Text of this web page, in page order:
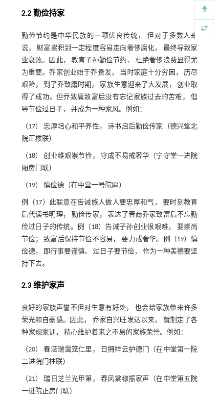
2.2 勤俭持家
勤俭节约是中华民族的一项优良传统， 但对于多数人来
说， 财富累积到一定程度容易走向奢侈腐化， 最终导致家
业衰败。因此， 教育子孙勤俭节约、 杜绝奢侈浪费显得尤
为重要。乔家创业始于乔贵发， 当时家庭十分穷困， 历尽
艰险， 到了乔致庸时期， 家族生意迎来了大发展， 创业取
得了成功。但乔致庸致富后没有忘记家族过去的苦难， 倡
导节俭过日子， 并成为一种家风。例如：
（17） 忠厚培心和平养性， 诗书启后勤俭传家（德兴堂北
院正楼联）
（18） 创业维艰崇节俭， 守成不易戒奢华（宁守堂一进院
厢房门联）
（19） 慎俭德（在中堂一号院匾）
例（17）此联意在告诫族人做人要忠厚和气， 要时刻教育
后代读书明理， 勤俭传家， 表达了晋商乔家致富后不忘勤
俭过日子的传统。例（18）告诫子孙创业很艰难， 要崇尚
节俭； 致富后保持节俭不容易， 要力戒奢华。例（19）慎
俭德， 即行事要谨慎、 过日子要节俭， 作为一种美德要坚
持下去。
2.3 维护家声
良好的家族声誉不但对生意有好处， 也会给家族带来许多
荣光和自豪感。因此， 乔家自兴旺发达以来， 就制定了各
种家规家训， 精心维护着来之不易的家族荣誉。例如：
（20） 春涵瑞霭笼仁里， 日拥祥云护德门（在中堂第一院
二进院门柱联）
（21） 瑞日芝兰光甲第， 春风棠棣振家声（在中堂第五院
一进院正房门联）